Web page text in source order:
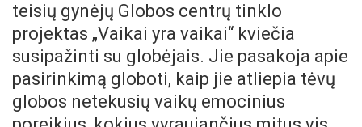
teisių gynėjų Globos centrų tinklo
projektas „Vaikai yra vaikai“ kviečia
susipažinti su globėjais. Jie pasakoja apie
pasirinkimą globoti, kaip jie atliepia tėvų
globos netekusių vaikų emocinius